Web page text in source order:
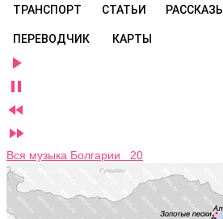
ТРАНСПОРТ СТАТЬИ РАССКАЗЫ
ПЕРЕВОДЧИК КАРТЫ




Вся музыка Болгарии 20